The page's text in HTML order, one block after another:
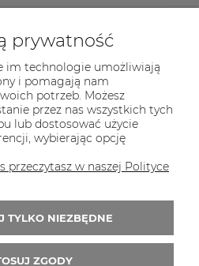
się z nami!
- pomożemy!
30 000 produktów.
32 70 50 250
newslettera
prywatność
im technologie umożliwiają
i pomagają nam
potrzeb. Możesz
przez nas wszystkich tych
lub dostosować użycie
wybierając opcję
przeczytasz w naszej Polityce
TYLKO NIEZBĘDNE
ZGODY